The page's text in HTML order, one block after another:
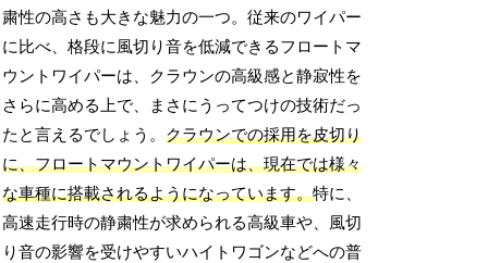
粛性の高さも大きな魅力の一つ。従来のワイパー
に比べ、格段に風切り音を低減できるフロートマ
ウントワイパーは、クラウンの高級感と静寂性を
さらに高める上で、まさにうってつけの技術だっ
たと言えるでしょう。クラウンでの採用を皮切り
に、フロートマウントワイパーは、現在では様々
な車種に搭載されるようになっています。特に、
高速走行時の静粛性が求められる高級車や、風切
り音の影響を受けやすいハイトワゴンなどへの普